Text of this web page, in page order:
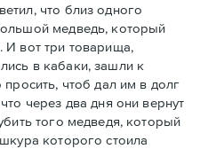
что близ одного
медведь, который
И вот три товарища,
в кабаки, зашли к
чтоб дал им в долг
через два дня они вернут
того медведя, который
которого стоила